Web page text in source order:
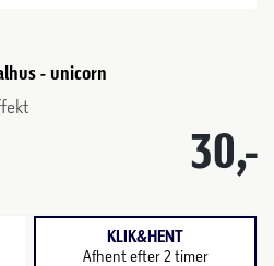
- unicorn
30,-
KLIK&HENT
Afhent efter 2 timer